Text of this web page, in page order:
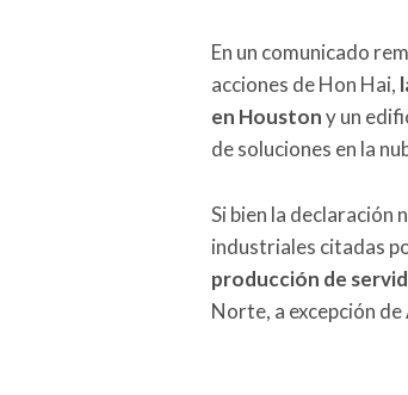
En un comunicado
acciones de Hon Hai,
en Houstony un
de soluciones en la
Si bien la declaración
industriales citadas
producción de
Norte, a excepción de